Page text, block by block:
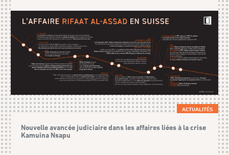
ACTUALITÉS
Nouvelle avancée judiciaire dans les affaires liées à la crise
Kamuina Nsapu